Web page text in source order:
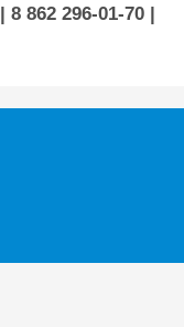
| 8 862 296-01-70 |